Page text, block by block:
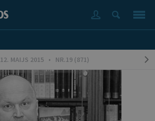
12. MAIJS 2015 • NR.19 (871)